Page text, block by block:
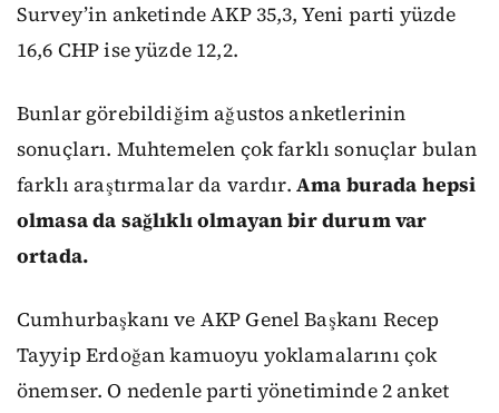
Survey’in anketinde AKP 35,3, Yeni parti yüzde
16,6 CHP ise yüzde 12,2.
Bunlar görebildiğim ağustos anketlerinin
sonuçları. Muhtemelen çok farklı sonuçlar bulan
farklı araştırmalar da vardır. Ama burada hepsi
olmasa da sağlıklı olmayan bir durum var
ortada.
Cumhurbaşkanı ve AKP Genel Başkanı Recep
Tayyip Erdoğan kamuoyu yoklamalarını çok
önemser. O nedenle parti yönetiminde 2 anket